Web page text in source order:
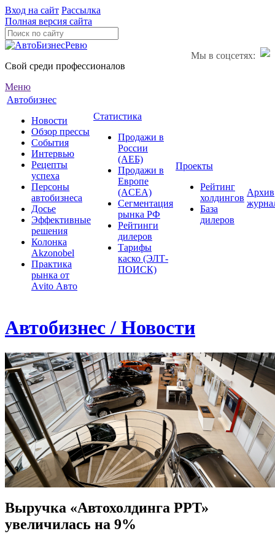
Вход на сайт Рассылка
Полная версия сайта
Мы в соцсетях:
Свой среди профессионалов
Меню
Автобизнес
Новости
Обзор прессы
События
Интервью
Рецепты
успеха
Персоны
автобизнеса
Досье
Эффективные
решения
Колонка
Akzonobel
Практика
рынка от
Аvito Авто
Статистика
Продажи в
России
(АЕБ)
Продажи в
Европе
(ACEA)
Сегментация
рынка РФ
Рейтинги
дилеров
Тарифы
каско (ЭЛТ-
ПОИСК)
Проекты
Рейтинг
холдингов
База
дилеров
Архив
Автобизнес / Новости
Выручка «Автохолдинга РРТ»
увеличилась на 9%